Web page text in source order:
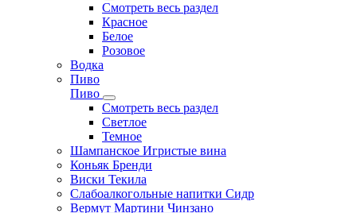
Смотреть весь раздел
Красное
Белое
Розовое
Водка
Пиво
Пиво
Смотреть весь раздел
Cветлое
Темное
Шампанское Игристые вина
Коньяк Бренди
Виски Текила
Слабоалкогольные напитки Сидр
Вермут Мартини Чинзано